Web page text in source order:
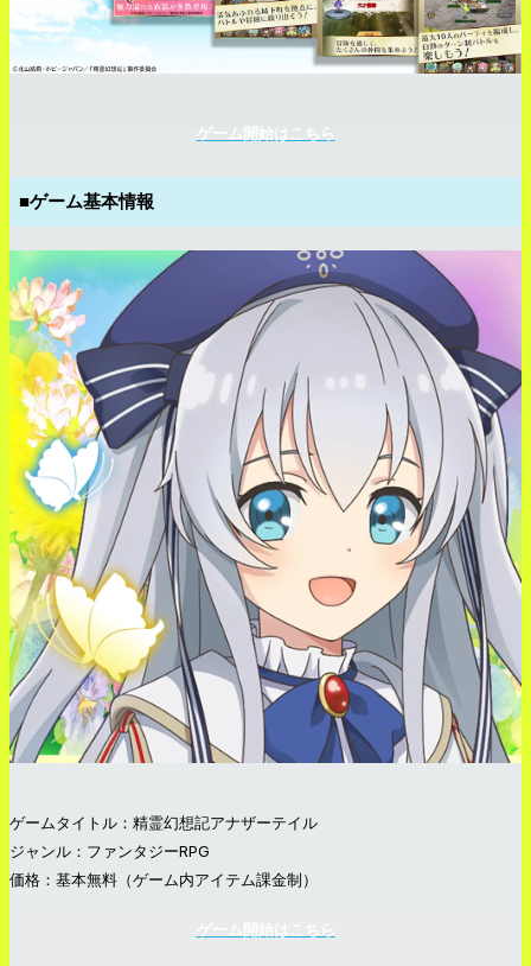
ゲーム開始はこちら
■ゲーム基本情報
ゲームタイトル：精霊幻想記アナザーテイル
ジャンル：ファンタジーRPG
価格：基本無料（ゲーム内アイテム課金制）